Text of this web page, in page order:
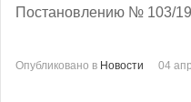
Постановлению № 103/
Опубликовано в Новости 04